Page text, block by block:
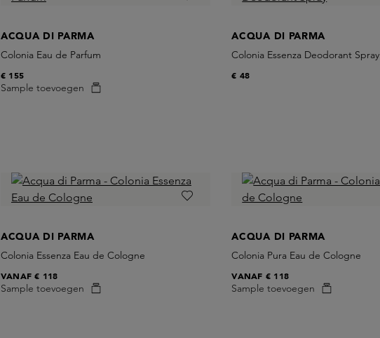
ACQUA DI PARMA
Colonia Eau de Parfum
Sample toevoegen
€ 155
ACQUA DI PARMA
Colonia Essenza Deodorant Spray
€ 48
ACQUA DI PARMA
Colonia Essenza Eau de Cologne
Sample toevoegen
VANAF€ 118
ACQUA DI PARMA
Colonia Pura Eau de Cologne
Sample toevoegen
VANAF € 118